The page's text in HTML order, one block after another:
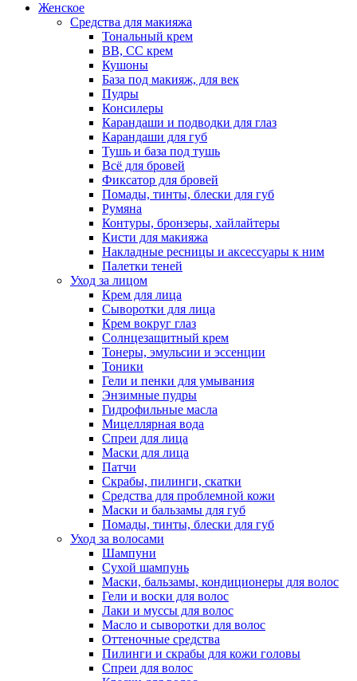
Женское
Средства для макияжа
Тональный крем
BB, CC крем
Кушоны
База под макияж, для век
Пудры
Консилеры
Карандаши и подводки для глаз
Карандаши для губ
Тушь и база под тушь
Всё для бровей
Фиксатор для бровей
Помады, тинты, блески для губ
Румяна
Контуры, бронзеры, хайлайтеры
Кисти для макияжа
Накладные ресницы и аксессуары к ним
Палетки теней
Уход за лицом
Крем для лица
Сыворотки для лица
Крем вокруг глаз
Солнцезащитный крем
Тонеры, эмульсии и эссенции
Тоники
Гели и пенки для умывания
Энзимные пудры
Гидрофильные масла
Мицеллярная вода
Спреи для лица
Маски для лица
Патчи
Скрабы, пилинги, скатки
Средства для проблемной кожи
Маски и бальзамы для губ
Помады, тинты, блески для губ
Уход за волосами
Шампуни
Сухой шампунь
Маски, бальзамы, кондиционеры для волос
Гели и воски для волос
Лаки и муссы для волос
Масло и сыворотки для волос
Оттеночные средства
Пилинги и скрабы для кожи головы
Спреи для волос